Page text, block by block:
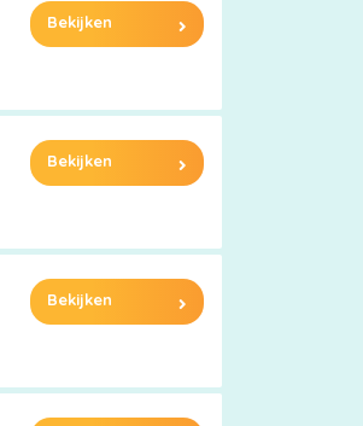
Bekijken
Bekijken
Bekijken